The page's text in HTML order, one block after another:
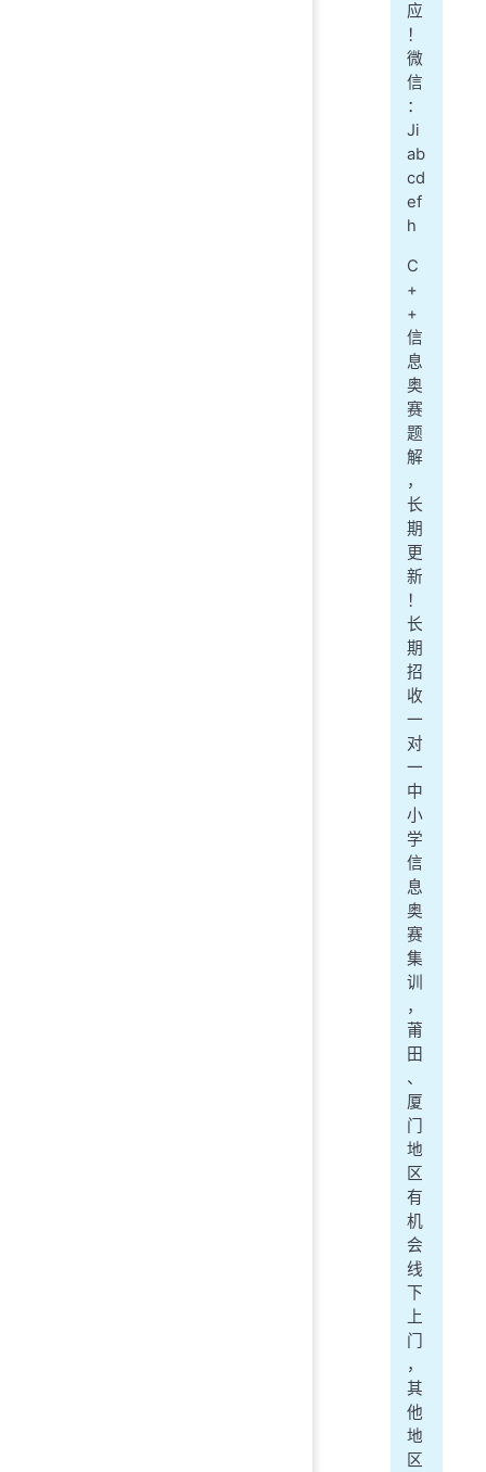
应
！
微
信
：
Ji
ab
cd
ef
h
C
+
+
信
息
奥
赛
题
解
，
长
期
更
新
！
长
期
招
收
一
对
一
中
小
学
信
息
奥
赛
集
训
，
莆
田
、
厦
门
地
区
有
机
会
线
下
上
门
，
其
他
地
区